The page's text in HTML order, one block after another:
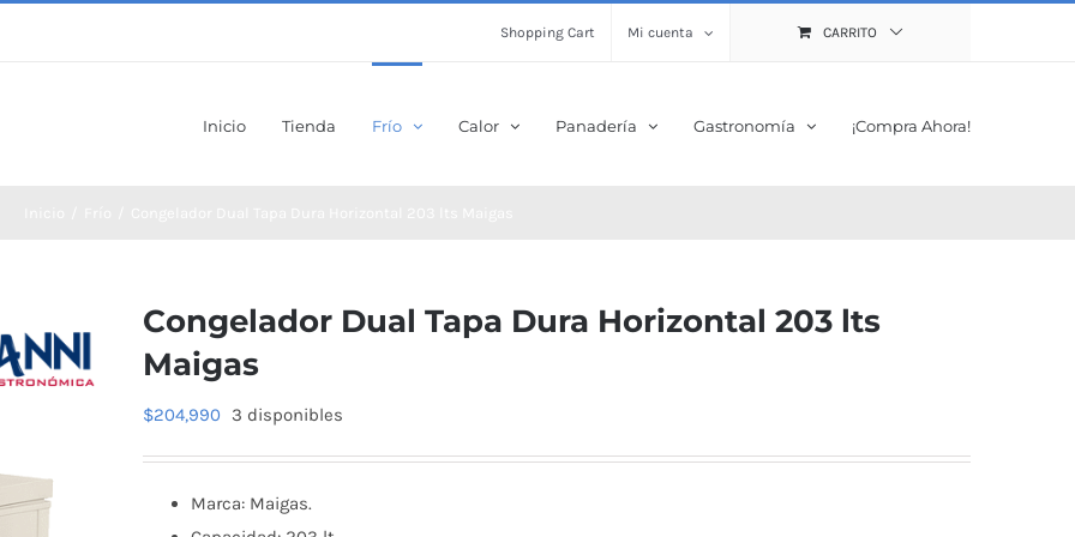
Shopping Cart Mi cuenta CARRITO
Inicio Tienda Frío Calor Panadería Gastronomía ¡Compra Ahora!
Congelador Dual Tapa Dura Horizontal 203 lts
Maigas
$204,990 3 disponibles
Marca: Maigas.